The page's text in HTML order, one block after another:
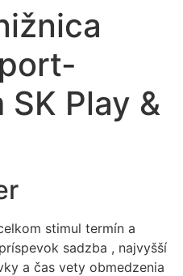
Play &
stimul termín a
sadzba , najvyšší
a čas vety obmedzenia